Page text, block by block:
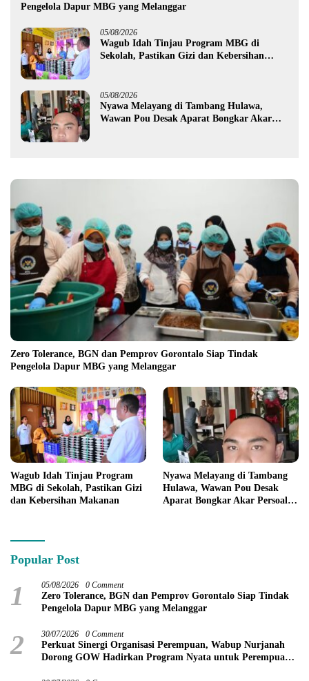
Pengelola Dapur MBG yang Melanggar
05/08/2026
Wagub Idah Tinjau Program MBG di
Sekolah, Pastikan Gizi dan Kebersihan
05/08/2026
Nyawa Melayang di Tambang Hulawa,
Wawan Pou Desak Aparat Bongkar Akar
Zero Tolerance, BGN dan Pemprov Gorontalo Siap Tindak
Pengelola Dapur MBG yang Melanggar
Wagub Idah Tinjau Program
MBG di Sekolah, Pastikan Gizi
dan Kebersihan Makanan
Nyawa Melayang di Tambang
Hulawa, Wawan Pou Desak
Aparat Bongkar Akar Persoalan
Popular Post
1 05/08/2026 0 Comment
Zero Tolerance, BGN dan Pemprov Gorontalo Siap Tindak
Pengelola Dapur MBG yang Melanggar
2 30/07/2026 0 Comment
Perkuat Sinergi Organisasi Perempuan, Wabup Nurjanah
Dorong GOW Hadirkan Program Nyata untuk Perempuan